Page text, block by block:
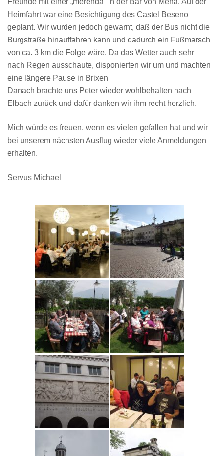
Freunde mit einer „merenda“ in der Bar von Menà. Auf der
Heimfahrt war eine Besichtigung des Castel Beseno
geplant. Wir wurden jedoch gewarnt, daß der Bus nicht die
Burgstraße hinauffahren kann und dadurch ein Fußmarsch
von ca. 3 km die Folge wäre. Da das Wetter auch sehr
nach Regen ausschaute, disponierten wir um und machten
eine längere Pause in Brixen.
Danach brachte uns Peter wieder wohlbehalten nach
Elbach zurück und dafür danken wir ihm recht herzlich.
Mich würde es freuen, wenn es vielen gefallen hat und wir
bei unserem nächsten Ausflug wieder viele Anmeldungen
erhalten.
Servus Michael